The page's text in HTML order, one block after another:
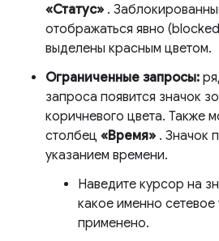
«Статус» .
отображаться явно
выделены красным цветом.
Ограниченные запросы:
запроса появится значок
коричневого цвета. Также
столбец «Время» . Значок
указанием времени.
Наведите курсор на
какое именно
применено.